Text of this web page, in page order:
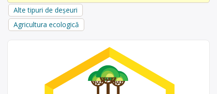
Alte tipuri de deșeuri
Agricultura ecologică